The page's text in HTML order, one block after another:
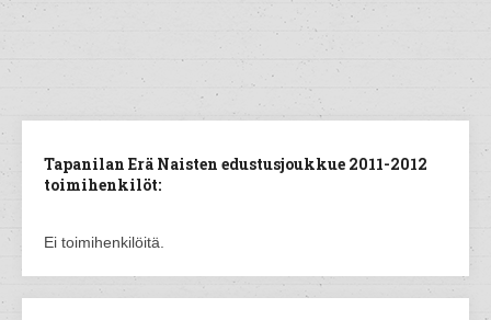
Tapanilan Erä Naisten edustusjoukkue 2011-2012
toimihenkilöt:
Ei toimihenkilöitä.